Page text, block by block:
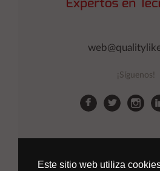
Este sitio web utiliza
¡Síguenos!